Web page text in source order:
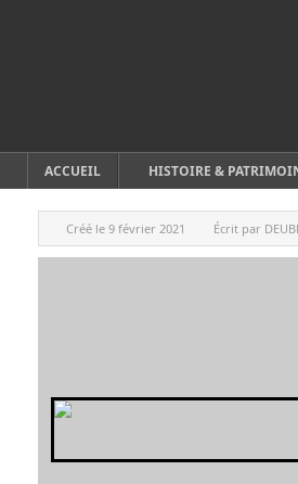
ACCUEIL HISTOIRE &
Créé le 9 février 2021 Écrit par